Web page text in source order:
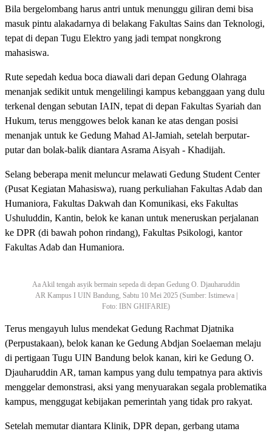
Bila bergelombang harus antri untuk menunggu giliran demi bisa
masuk pintu alakadarnya di belakang Fakultas Sains dan Teknologi,
tepat di depan Tugu Elektro yang jadi tempat nongkrong
mahasiswa.
Rute sepedah kedua boca diawali dari depan Gedung Olahraga
menanjak sedikit untuk mengelilingi kampus kebanggaan yang dulu
terkenal dengan sebutan IAIN, tepat di depan Fakultas Syariah dan
Hukum, terus menggowes belok kanan ke atas dengan posisi
menanjak untuk ke Gedung Mahad Al-Jamiah, setelah berputar-
putar dan bolak-balik diantara Asrama Aisyah - Khadijah.
Selang beberapa menit meluncur melawati Gedung Student Center
(Pusat Kegiatan Mahasiswa), ruang perkuliahan Fakultas Adab dan
Humaniora, Fakultas Dakwah dan Komunikasi, eks Fakultas
Ushuluddin, Kantin, belok ke kanan untuk meneruskan perjalanan
ke DPR (di bawah pohon rindang), Fakultas Psikologi, kantor
Fakultas Adab dan Humaniora.
Aa Akil tengah asyik bermain sepeda di depan Gedung O. Djauharuddin
AR Kampus I UIN Bandung, Sabtu 10 Mei 2025 (Sumber: Istimewa |
Foto: IBN GHIFARIE)
Terus mengayuh lulus mendekat Gedung Rachmat Djatnika
(Perpustakaan), belok kanan ke Gedung Abdjan Soelaeman melaju
di pertigaan Tugu UIN Bandung belok kanan, kiri ke Gedung O.
Djauharuddin AR, taman kampus yang dulu tempatnya para aktivis
menggelar demonstrasi, aksi yang menyuarakan segala problematika
kampus, menggugat kebijakan pemerintah yang tidak pro rakyat.
Setelah memutar diantara Klinik, DPR depan, gerbang utama